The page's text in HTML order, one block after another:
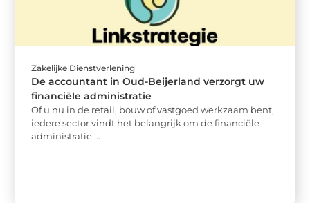
Zakelijke Dienstverlening
De accountant in Oud-Beijerland verzorgt uw
financiële administratie
Of u nu in de retail, bouw of vastgoed werkzaam bent,
iedere sector vindt het belangrijk om de financiële
administratie ...